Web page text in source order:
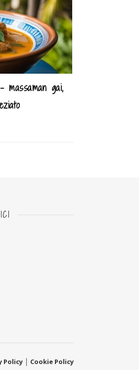
massaman gai,
Policy Cookie Policy